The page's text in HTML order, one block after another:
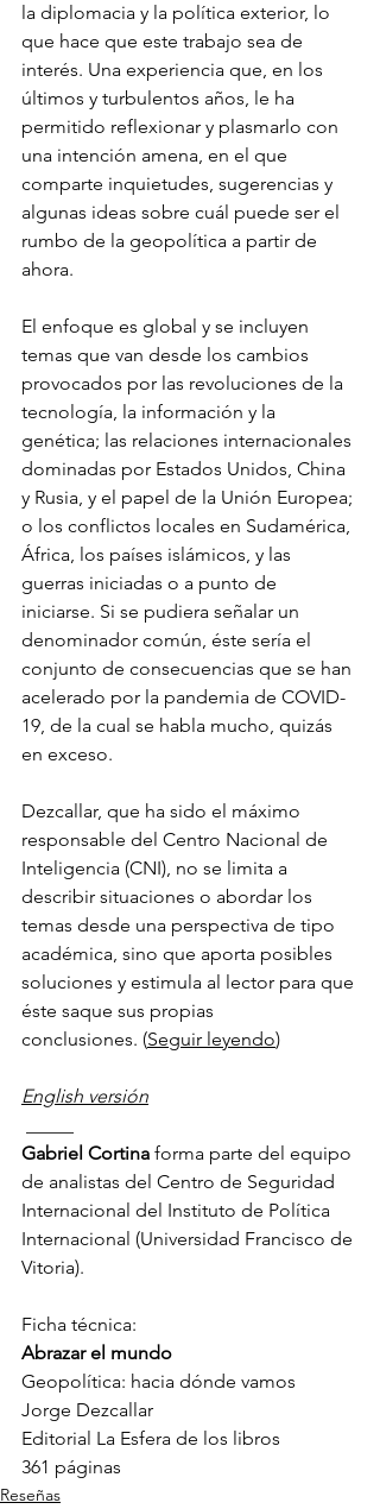
la diplomacia y la política exterior, lo
que hace que este trabajo sea de
interés. Una experiencia que, en los
últimos y turbulentos años, le ha
permitido reflexionar y plasmarlo con
una intención amena, en el que
comparte inquietudes, sugerencias y
algunas ideas sobre cuál puede ser el
rumbo de la geopolítica a partir de
ahora.
El enfoque es global y se incluyen
temas que van desde los cambios
provocados por las revoluciones de la
tecnología, la información y la
genética; las relaciones internacionales
dominadas por Estados Unidos, China
y Rusia, y el papel de la Unión Europea;
o los conflictos locales en Sudamérica,
África, los países islámicos, y las
guerras iniciadas o a punto de
iniciarse. Si se pudiera señalar un
denominador común, éste sería el
conjunto de consecuencias que se han
acelerado por la pandemia de COVID-
19, de la cual se habla mucho, quizás
en exceso.
Dezcallar, que ha sido el máximo
responsable del Centro Nacional de
Inteligencia (CNI), no se limita a
describir situaciones o abordar los
temas desde una perspectiva de tipo
académica, sino que aporta posibles
soluciones y estimula al lector para que
éste saque sus propias
conclusiones. (Seguir leyendo)
English versión
Gabriel Cortina forma parte del equipo
de analistas del Centro de Seguridad
Internacional del Instituto de Política
Internacional (Universidad Francisco de
Vitoria).
Ficha técnica:
Abrazar el mundo
Geopolítica: hacia dónde vamos
Jorge Dezcallar
Editorial La Esfera de los libros
361 páginas
Reseñas